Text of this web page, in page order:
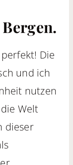
Die
und ich
nutzen
Welt
dieser